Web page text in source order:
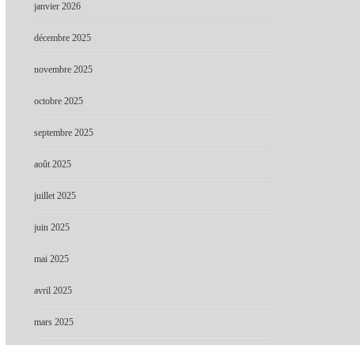
janvier 2026
décembre 2025
novembre 2025
octobre 2025
septembre 2025
août 2025
juillet 2025
juin 2025
mai 2025
avril 2025
mars 2025